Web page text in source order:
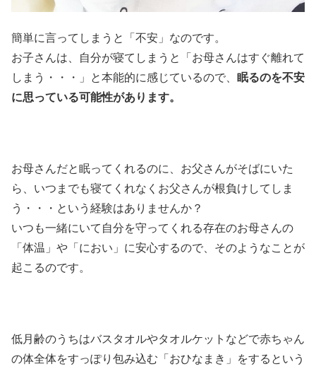
簡単に言ってしまうと「不安」なのです。
お子さんは、自分が寝てしまうと「お母さんはすぐ離れて
しまう・・・」と本能的に感じているので、 眠るのを不安
に思っている可能性があります。
お母さんだと眠ってくれるのに、お父さんがそばにいた
ら、いつまでも寝てくれなくお父さんが根負けしてしま
う・・・という経験はありませんか？
いつも一緒にいて自分を守ってくれる存在のお母さんの
「体温」や「におい」に安心するので、そのようなことが
起こるのです。
低月齢のうちはバスタオルやタオルケットなどで赤ちゃん
の体全体をすっぽり包み込む「おひなまき」をするという